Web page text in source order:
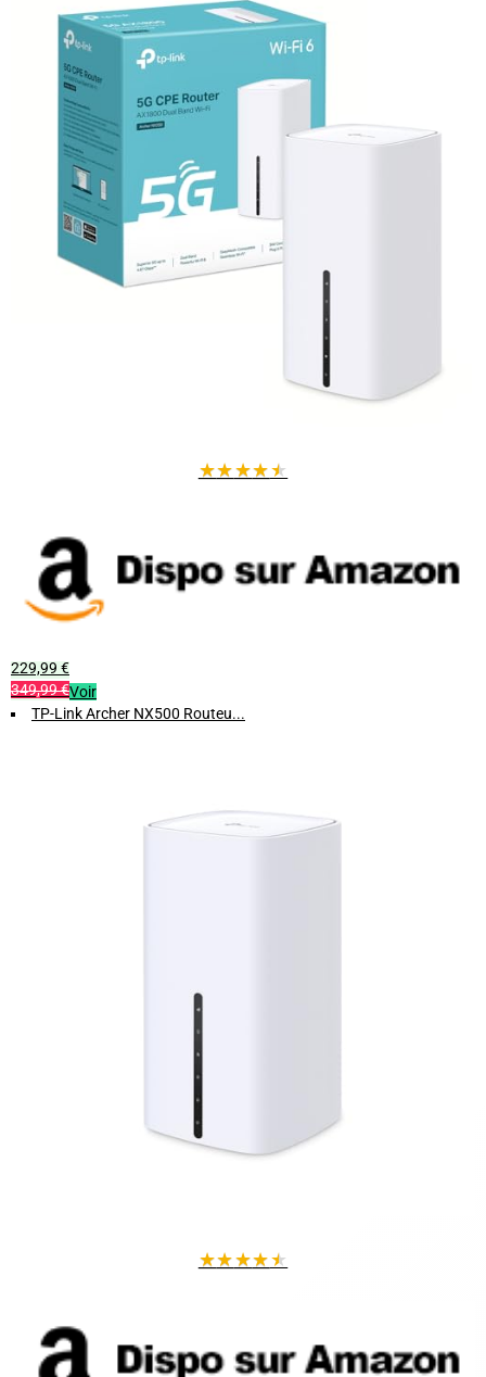
changez de VPN, scannez des QR codes et surveillez la vitesse en
temps réel grâce à l'écran tactile intégré.
Compatibilité internationale :
pour vous accompagner dans tous vos déplacements.
Compact et léger :Dimensions de 13 x 8,9 x 3,3 cm et poids de
300 g, idéal pour voyager sans encombre.
Pourquoi choisir ce routeur de voyage ?
Le Slate 7 est conçu pour les voyageurs modernes qui ont besoin
d'une connexion fiable et sécurisée en toute circonstance : hôtels,
croisières, avions, ou bureaux mobiles. Sa double bande Wi-Fi 7 et ses
ports Ethernet 2,5 G offrent une flexibilité optimale pour connecter
Emportez votre réseau partout avec vous
et naviguez en toute
confiance grâce au GL.iNet Slate 7, le routeur Wi-Fi 7 portable qui
combine performance, sécurité et simplicité d'utilisation.
★★★★★
229,99 €
349,99 €Voir
TP-Link Archer NX500 Routeu...
★★★★★